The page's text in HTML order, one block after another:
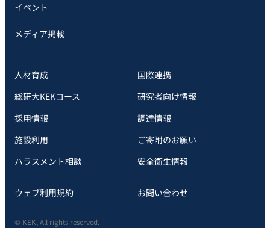
イベント
メディア掲載
人材育成
国際連携
総研大KEKコース
研究者向け情報
採用情報
調達情報
施設利用
ご寄附のお願い
ハラスメント相談
安全衛⽣情報
ウェブ利用規約 お問い合わせ
© KEK, All rights reserved.